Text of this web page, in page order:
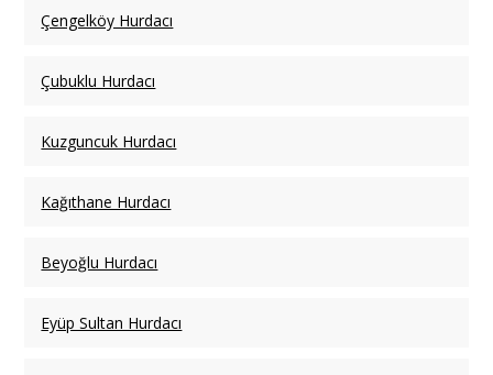
Çengelköy Hurdacı
Çubuklu Hurdacı
Kuzguncuk Hurdacı
Kağıthane Hurdacı
Beyoğlu Hurdacı
Eyüp Sultan Hurdacı